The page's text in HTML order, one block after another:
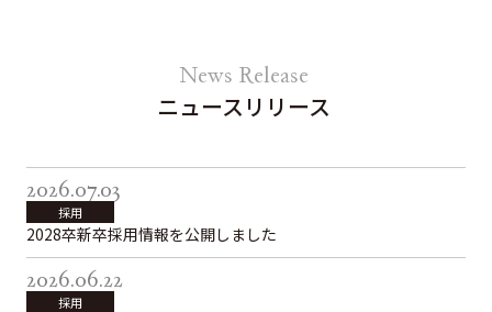
トップメッセージ
企業理念・事業案内
会社概要
グループ会社
News Release
ニュースリリース
2026.07.03
採用
2028卒新卒採用情報を公開しました
2026.06.22
採用